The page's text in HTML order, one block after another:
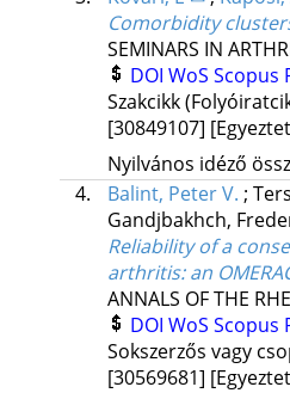
Comorbidity
SEMINARS IN
DOI WoS Scopus
Szakcikk
[30849107]
Nyilvános idéző
4.
Balint, Peter V. ;
Gandjbakhch,
Reliability of a
arthritis: an
ANNALS OF THE
DOI WoS Scopus
Sokszerzős vagy
[30569681]